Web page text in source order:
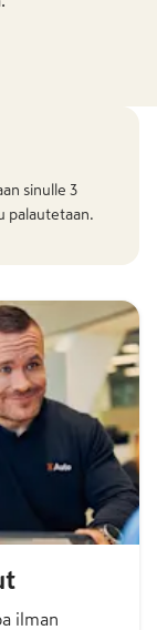
sinulle 3
palautetaan.
ilman